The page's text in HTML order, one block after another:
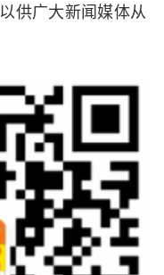
供广大新闻媒体从